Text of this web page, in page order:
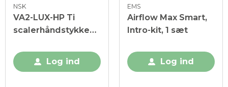
NSK
VA2-LUX-HP Ti
scalerhåndstykke
Log ind
EMS
Airflow Max Smart,
Intro-kit, 1 sæt
Log ind